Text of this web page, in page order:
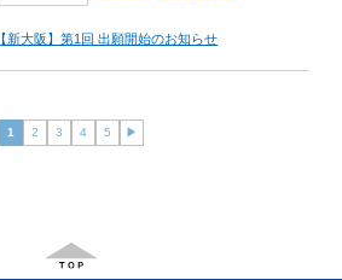
【新大阪】第1回 出願開始のお知らせ
1 2 3 4 5 ▶︎